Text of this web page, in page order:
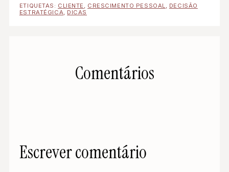
ETIQUETAS: CLIENTE CRESCIMENTO PESSOAL
DECISÃO
ESTRATÉGICA
DICAS
Comentários
Escrever comentário